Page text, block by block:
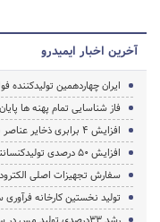
آخرین اخبار ایمیدرو
ایران چهاردهمین تولیدکننده
فاز شناسایی تمام پهنه ها
افزایش 4 برابری ذخایر عناصر نادر خاکی در ایران
افزایش 50 درصدی تولیدکنسانتره ذغال سنگ طبس
سفارش تجهیزات اصلی الکترود
تولید نخستین کارخانه